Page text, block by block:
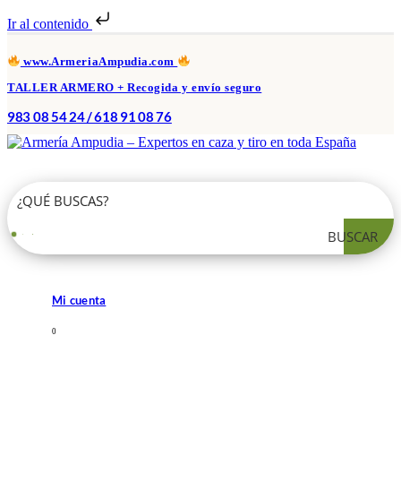
Ir al contenido
www.ArmeriaAmpudia.com
TALLER ARMERO + Recogida y envío seguro
983 08 54 24 / 618 91 08 76
BUSCAR
Mi cuenta
0